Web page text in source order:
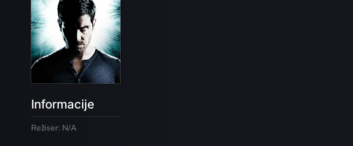
Informacije
Režiser: N/A